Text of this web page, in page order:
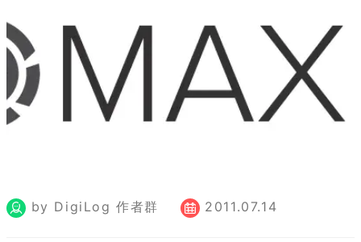
by DigiLog 作者群 2011.07.14